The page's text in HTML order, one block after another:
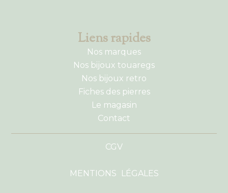
Liens rapides
Nos marques
Nos bijoux touaregs
Nos bijoux retro
Fiches des pierres
Le magasin
Contact
CGV
MENTIONS LÉGALES